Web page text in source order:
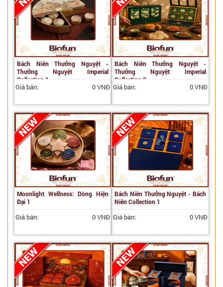
Bách Niên Thưởng Nguyệt -
Thưởng Nguyệt Imperial
Collection 1
Giá bán: 0 VNĐ
Bách Niên Thưởng Nguyệt -
Thưởng Nguyệt Imperial
Collection 2
Giá bán: 0 VNĐ
Moonlight Wellness: Dòng Hiện
Đại 1
Giá bán: 0 VNĐ
Bách Niên Thưởng Nguyệt - Bách
Niên Collection 1
Giá bán: 0 VNĐ